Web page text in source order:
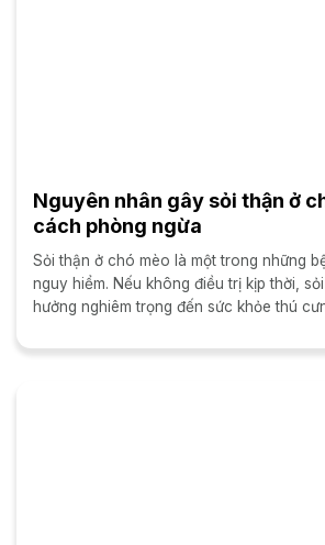
Nguyên nhân gây sỏi thận ở
cách phòng ngừa
Sỏi thận ở chó mèo là một trong những
nguy hiểm. Nếu không điều trị kịp thời,
hưởng nghiêm trọng đến sức khỏe thú